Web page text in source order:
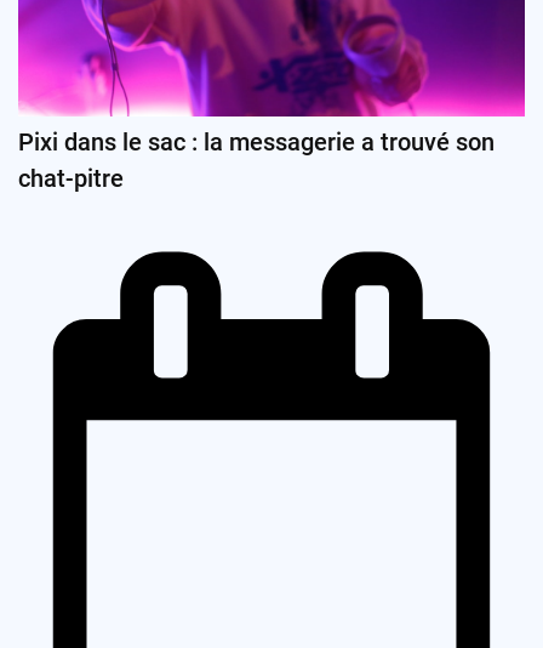
Pixi dans le sac : la messagerie a trouvé son
chat-pitre